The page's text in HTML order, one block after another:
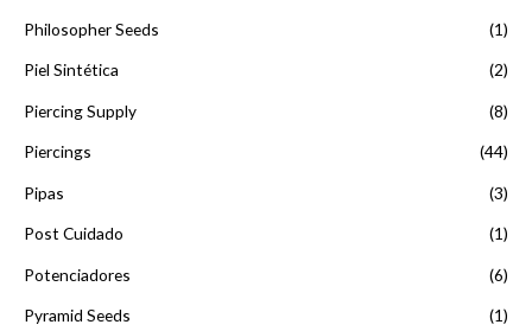
Philosopher Seeds (1)
Piel Sintética (2)
Piercing Supply (8)
Piercings (44)
Pipas (3)
Post Cuidado (1)
Potenciadores (6)
Pyramid Seeds (1)